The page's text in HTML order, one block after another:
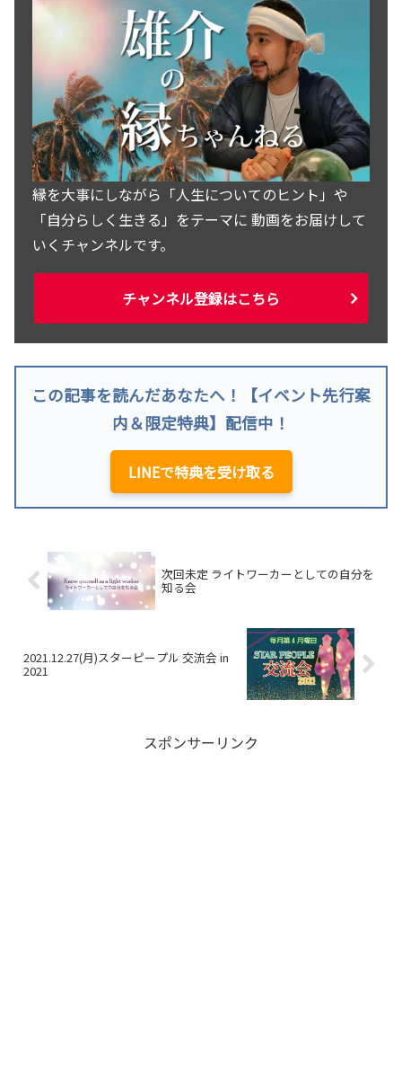
縁を大事にしながら「人生についてのヒント」や
「自分らしく生きる」をテーマに 動画をお届けして
いくチャンネルです。
チャンネル登録はこちら
この記事を読んだあなたへ！【イベント先行案
内＆限定特典】配信中！
LINEで特典を受け取る
次回未定 ライトワーカーとしての自分を
知る会
2021.12.27(月)スターピープル 交流会 in
2021
スポンサーリンク